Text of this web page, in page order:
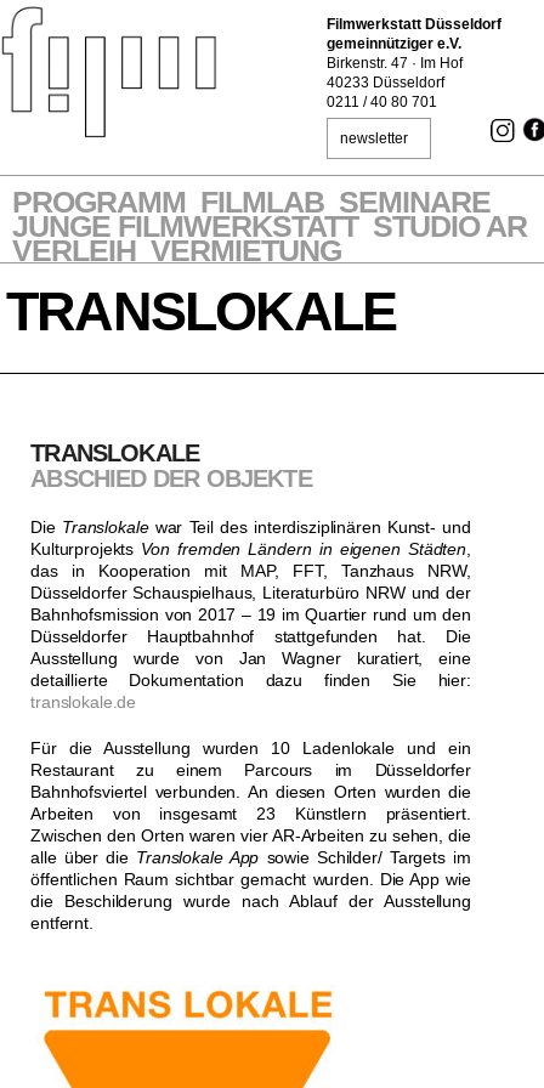
Filmwerkstatt Düsseldorf
gemeinnütziger e.V.
Birkenstr. 47 · Im Hof
40233 Düsseldorf
0211 / 40 80 701
newsletter
PROGRAMM FILMLAB SEMINARE
JUNGE FILMWERKSTATT STUDIO AR
VERLEIH VERMIETUNG
TRANSLOKALE
TRANSLOKALE
ABSCHIED DER OBJEKTE
Die Translokalewar Teil des interdisziplinären Kunst- und
Kulturprojekts Von fremden Ländern in eigenen Städten,
das in Kooperation mit MAP, FFT, Tanzhaus NRW,
Düsseldorfer Schauspielhaus, Literaturbüro NRW und der
Bahnhofsmission von 2017 – 19 im Quartier rund um den
Düsseldorfer Hauptbahnhof stattgefunden hat. Die
Ausstellung wurde von Jan Wagner kuratiert, eine
detaillierte Dokumentation dazu finden Sie hier:
translokale.de
Für die Ausstellung wurden 10 Ladenlokale und ein
Restaurant zu einem Parcours im Düsseldorfer
Bahnhofsviertel verbunden. An diesen Orten wurden die
Arbeiten von insgesamt 23 Künstlern präsentiert.
Zwischen den Orten waren vier AR-Arbeiten zu sehen, die
alle über die Translokale App sowie Schilder/ Targets im
öffentlichen Raum sichtbar gemacht wurden. Die App wie
die Beschilderung wurde nach Ablauf der Ausstellung
entfernt.